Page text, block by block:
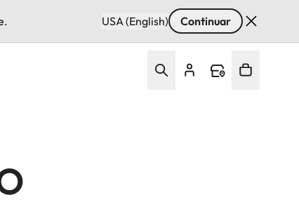
USA (English) Continuar